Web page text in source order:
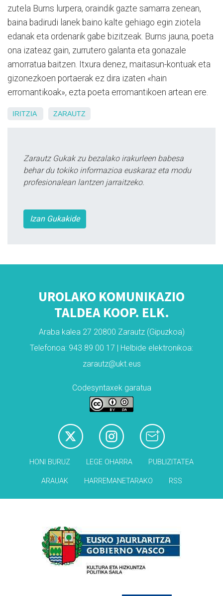
zutela Burns lurpera, oraindik gazte samarra zenean,
baina badirudi lanek baino kalte gehiago egin ziotela
edanak eta ordenarik gabe bizitzeak. Burns jauna, poeta
ona izateaz gain, zurrutero galanta eta gonazale
amorratua baitzen. Itxura denez, maitasun-kontuak eta
gizonezkoen portaerak ez dira izaten «hain
erromantikoak», ezta poeta erromantikoen artean ere.
IRITZIA ZARAUTZ
Zarautz Gukak zu bezalako irakurleen babesa
behar du tokiko informazioa euskaraz eta modu
profesionalean lantzen jarraitzeko.
Izan Gukakide
UROLAKO KOMUNIKAZIO
TALDEA KOOP. ELK.
Araba kalea 27 20800 Zarautz (Gipuzkoa)
Telefonoa: 943 89 00 17 | Helbide elektronikoa:
zarautz@ukt.eus
Codesyntaxek garatua
HONI BURUZ LEGE OHARRA PUBLIZITATEA
ARAUAK HARREMANETARAKO RSS